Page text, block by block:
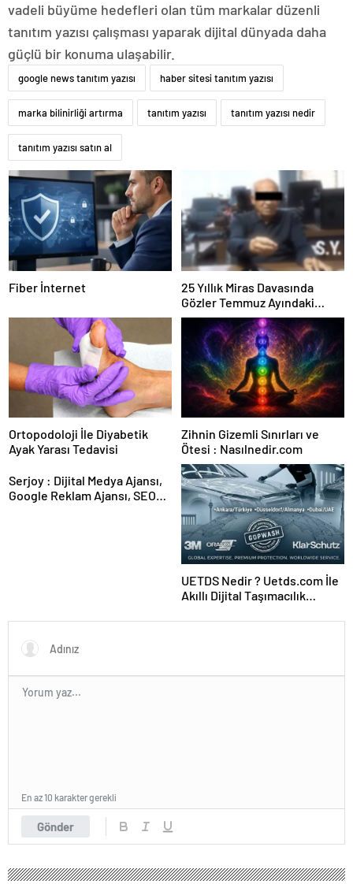
vadeli büyüme hedefleri olan tüm markalar düzenli
tanıtım yazısı çalışması yaparak dijital dünyada daha
güçlü bir konuma ulaşabilir.
google news tanıtım yazısı haber sitesi tanıtım yazısı
marka bilinirliği artırma tanıtım yazısı tanıtım yazısı nedir
tanıtım yazısı satın al
Fiber İnternet
25 Yıllık Miras Davasında
Gözler Temmuz Ayındaki
Karar Duruşmasına Çevrildi
Ortopodoloji İle Diyabetik
Ayak Yarası Tedavisi
Zihnin Gizemli Sınırları ve
Ötesi : Nasılnedir.com
Serjoy : Dijital Medya Ajansı,
Google Reklam Ajansı, SEO
UETDS Nedir ? Uetds.com İle
Akıllı Dijital Taşımacılık
Gönder
En az 10 karakter gerekli